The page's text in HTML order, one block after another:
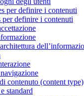
per definire i contenuti
per definire i contenuti
contenuto (content type)
standard